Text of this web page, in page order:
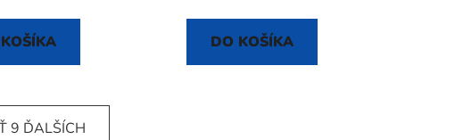
DO KOŠÍKA
9 ĎALŠÍCH